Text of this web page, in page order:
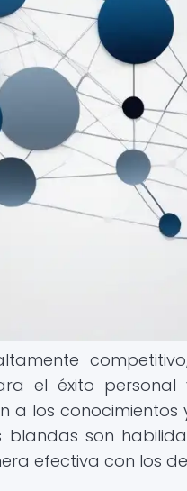
el éxito personal
a los
son
efectiva con los